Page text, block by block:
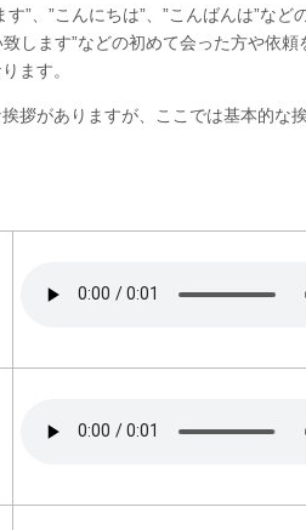
”、”こんにちは”、”こんばんは”など
します”などの初めて会った方や依頼
ます。
拶がありますが、ここでは基本的な